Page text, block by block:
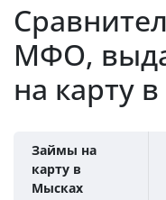
МФО,
на карту
Займы на
карту в
Мысках